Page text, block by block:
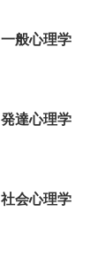
一般心理学
発達心理学
社会心理学